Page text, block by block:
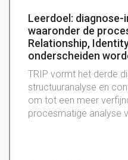
Leerdoel:
waaronder de
Relationship,
onderscheiden
TRIP vormt het derde
structuuranalyse en
om tot een meer
procesmatige analyse